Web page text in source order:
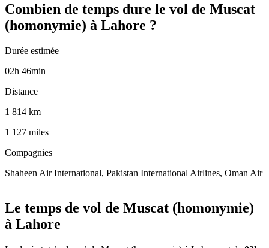
Combien de temps dure le vol de Muscat
(homonymie) à Lahore ?
Durée estimée
02h 46min
Distance
1 814 km
1 127 miles
Compagnies
Shaheen Air International, Pakistan International Airlines, Oman Air
+
−
Le temps de vol de Muscat (homonymie)
à Lahore